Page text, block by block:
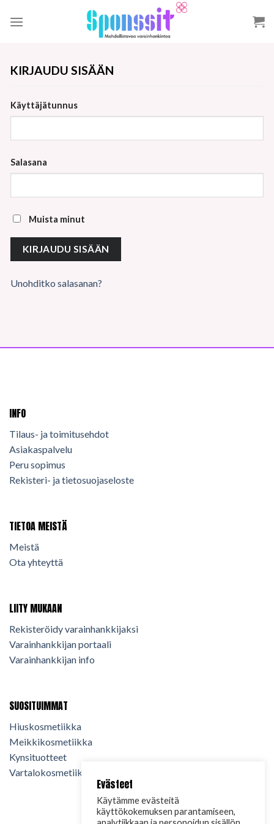
KIRJAUDU SISÄÄN
Käyttäjätunnus
Salasana
Muista minut
Unohditko salasanan?
INFO
Tilaus- ja toimitusehdot
Asiakaspalvelu
Peru sopimus
Rekisteri- ja tietosuojaseloste
TIETOA MEISTÄ
Meistä
Ota yhteyttä
LIITY MUKAAN
Rekisteröidy varainhankkijaksi
Varainhankkijan portaali
Varainhankkijan info
SUOSITUIMMAT
Hiuskosmetiikka
Meikkikosmetiikka
Kynsituotteet
Vartalokosmetiikka
Evästeet
Käytämme evästeitä
käyttökokemuksen parantamiseen,